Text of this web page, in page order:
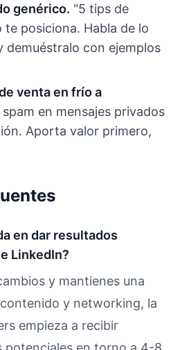
genérico. "5 tips de
posiciona. Habla de lo
demuéstralo con ejemplos
venta en frío a
spam en mensajes privados
Aporta valor primero,
en dar resultados
LinkedIn?
y mantienes una
y networking, la
empieza a recibir